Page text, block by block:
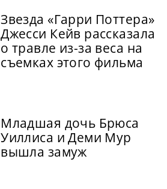
Звезда «Гарри Поттера»
Джесси Кейв рассказала
о травле из-за веса на
съемках этого фильма
Младшая дочь Брюса
Уиллиса и Деми Мур
вышла замуж